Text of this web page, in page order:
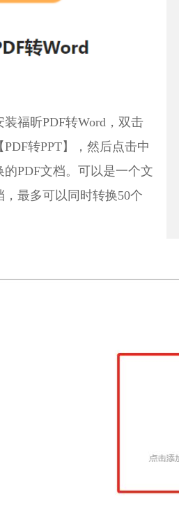
福昕PDF转Word，双击
转PPT】，然后点击中
PDF文档。可以是一个文
最多可以同时转换50个